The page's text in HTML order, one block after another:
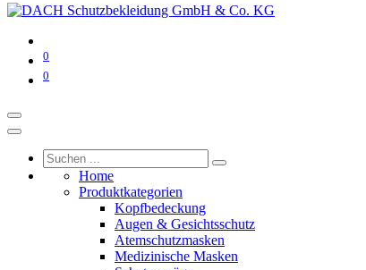
0
0
Home
Produktkategorien
Kopfbedeckung
Augen & Gesichtsschutz
Atemschutzmasken
Medizinische Masken